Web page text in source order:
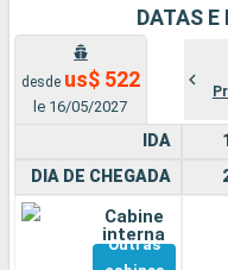
DATAS E
desde us$ 522
le 16/05/2027
IDA
DIA DE CHEGADA
Cabine
interna
Outras
Cidades